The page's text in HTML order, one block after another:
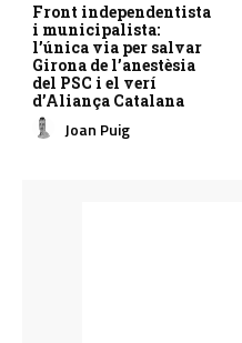
Front independentista
i municipalista:
l’única via per salvar
Girona de l’anestèsia
del PSC i el verí
d’Aliança Catalana
Joan Puig